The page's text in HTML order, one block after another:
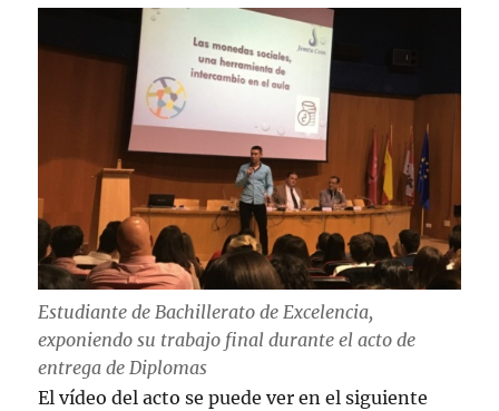
Estudiante de Bachillerato de Excelencia,
exponiendo su trabajo final durante el acto de
entrega de Diplomas
El vídeo del acto se puede ver en el siguiente